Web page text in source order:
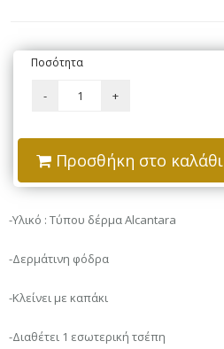
Ποσότητα
Προσθήκη στο καλάθι
-Υλικό : Τύπου δέρμα Alcantara
-Δερμάτινη φόδρα
-Κλείνει με καπάκι
-Διαθέτει 1 εσωτερική τσέπη